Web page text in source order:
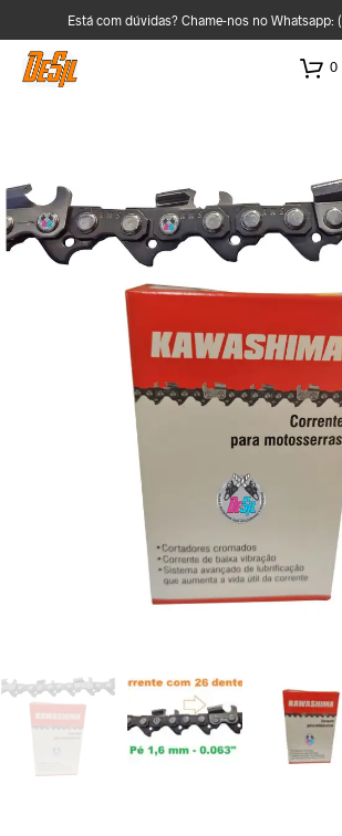
Está com dúvidas? Chame-nos no Whatsapp:
0